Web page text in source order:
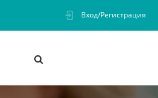
Вход/Регистрация